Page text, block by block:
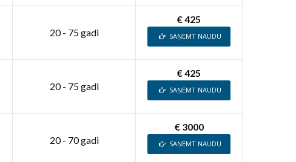
20 - 75 gadi
€ 425
SAŅEMT NAUDU
20 - 75 gadi
€ 425
SAŅEMT NAUDU
20 - 70 gadi
€ 3000
SAŅEMT NAUDU